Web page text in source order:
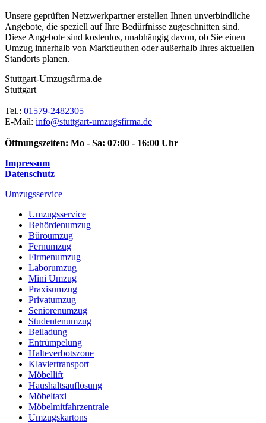
Unsere geprüften Netzwerkpartner erstellen Ihnen unverbindliche
Angebote, die speziell auf Ihre Bedürfnisse zugeschnitten sind.
Diese Angebote sind kostenlos, unabhängig davon, ob Sie einen
Umzug innerhalb von Marktleuthen oder außerhalb Ihres aktuellen
Standorts planen.
Stuttgart-Umzugsfirma.de
Stuttgart
Tel.: 01579-2482305
E-Mail: info@stuttgart-umzugsfirma.de
Öffnungszeiten: Mo - Sa: 07:00 - 16:00 Uhr
Impressum
Datenschutz
Umzugsservice
Umzugsservice
Behördenumzug
Büroumzug
Fernumzug
Firmenumzug
Laborumzug
Mini Umzug
Praxisumzug
Privatumzug
Seniorenumzug
Studentenumzug
Beiladung
Entrümpelung
Halteverbotszone
Klaviertransport
Möbellift
Haushaltsauflösung
Möbeltaxi
Möbelmitfahrzentrale
Umzugskartons